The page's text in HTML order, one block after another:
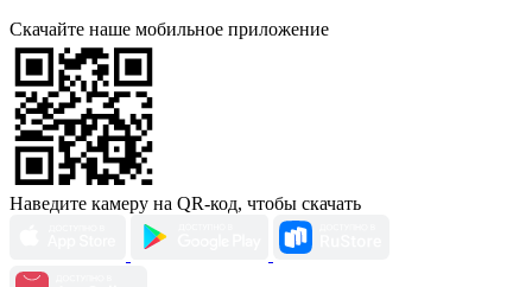
Скачайте наше мобильное приложение
Наведите камеру на QR-код, чтобы скачать